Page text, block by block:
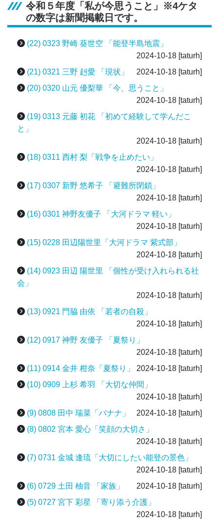
令和５年度「私が今思うこと」※4ケタ
の数字は新聞掲載日です。
(22) 0323 野崎 葵世空 「能登半島地震」
2024-10-18 [taturh]
(21) 0321 三野 赳愛 「現状」
2024-10-18 [taturh]
(20) 0320 山元 優梨華 「今、思うこと」
2024-10-18 [taturh]
(19) 0313 元藤 初花 「初めて経験して学んだこ
と」
2024-10-18 [taturh]
(18) 0311 西村 梨「戦争を止めたい」
2024-10-18 [taturh]
(17) 0307 新野 悠希子 「避難所閉鎖」
2024-10-18 [taturh]
(16) 0301 神野友優子 「大河ドラマ 軽い」
2024-10-18 [taturh]
(15) 0228 田辺陽世里「大河ドラマ 紫式部」
2024-10-18 [taturh]
(14) 0923 田辺 陽世里 「個性が受け入れられる社
会」
2024-10-18 [taturh]
(13) 0921 門脇 由依 「若者の自殺」
2024-10-18 [taturh]
(12) 0917 神野 友優子 「夏祭り」
2024-10-18 [taturh]
(11) 0914 金井 柑奈「夏祭り」
2024-10-18 [taturh]
(10) 0909 上杉 希羽 「大切な仲間」
2024-10-18 [taturh]
(9) 0808 田中 瑞菜「バナナ」
2024-10-18 [taturh]
(8) 0802 宮本 愛心「笑顔の大切さ」
2024-10-18 [taturh]
(7) 0731 金城 逢琉「大切にしたい能登の景色」
2024-10-18 [taturh]
(6) 0729 土田 柚音 「家族」
2024-10-18 [taturh]
(5) 0727 宮下 彩星 「寄り添う介護」
2024-10-18 [taturh]